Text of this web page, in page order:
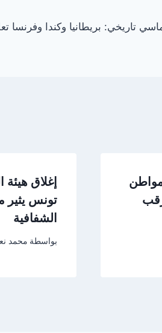
تاريخي: بريطانيا وكندا وفرنسا
إغلاق هيئة
تونس يثير
الشفافية
بواسطة محمد